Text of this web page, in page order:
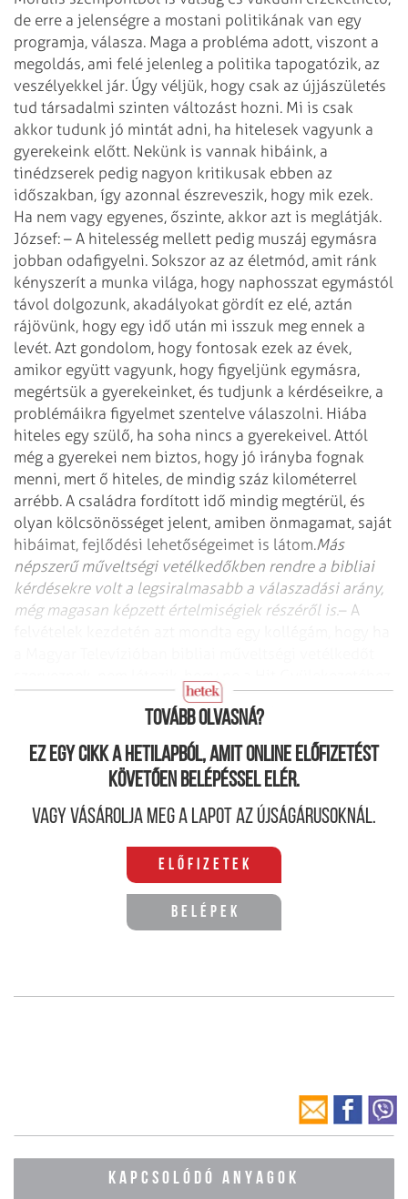
de erre a jelenségre a mostani politikának van egy
programja, válasza. Maga a probléma adott, viszont a
megoldás, ami felé jelenleg a politika tapogatózik, az
veszélyekkel jár. Úgy véljük, hogy csak az újjászületés
tud társadalmi szinten változást hozni. Mi is csak
akkor tudunk jó mintát adni, ha hitelesek vagyunk a
gyerekeink előtt. Nekünk is vannak hibáink, a
tinédzserek pedig nagyon kritikusak ebben az
időszakban, így azonnal észreveszik, hogy mik ezek.
Ha nem vagy egyenes, őszinte, akkor azt is meglátják.
József: – A hitelesség mellett pedig muszáj egymásra
jobban odafigyelni. Sokszor az az életmód, amit ránk
kényszerít a munka világa, hogy naphosszat egymástól
távol dolgozunk, akadályokat gördít ez elé, aztán
rájövünk, hogy egy idő után mi isszuk meg ennek a
levét. Azt gondolom, hogy fontosak ezek az évek,
amikor együtt vagyunk, hogy figyeljünk egymásra,
megértsük a gyerekeinket, és tudjunk a kérdéseikre, a
problémáikra figyelmet szentelve válaszolni. Hiába
hiteles egy szülő, ha soha nincs a gyerekeivel. Attól
még a gyerekei nem biztos, hogy jó irányba fognak
menni, mert ő hiteles, de mindig száz kilométerrel
arrébb. A családra fordított idő mindig megtérül, és
olyan kölcsönösséget jelent, amiben önmagamat, saját
hibáimat, fejlődési lehetőségeimet is látom.Más
népszerű műveltségi vetélkedőkben rendre a bibliai
kérdésekre volt a legsiralmasabb a válaszadási arány,
még magasan képzett értelmiségiek részéről is.– A
tartozó család nyerje meg. Nos, megnyertük.
Tovább olvasná?
Ez egy cikk a hetilapból, amit online előfizetést
követően belépéssel elér.
Vagy vásárolja meg a lapot az újságárusoknál.
Előfizetek
Belépek
KAPCSOLÓDÓ ANYAGOK